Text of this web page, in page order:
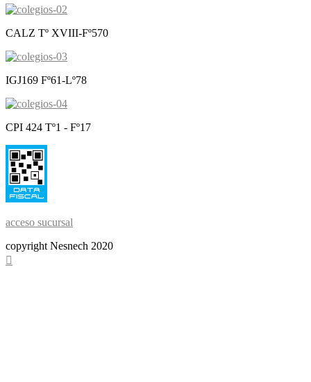
CALZ Tº XVIII-Fº570
IGJ169 Fº61-Lº78
CPI 424 Tº1 - Fº17
acceso sucursal
copyright Nesnech 2020
Scroll